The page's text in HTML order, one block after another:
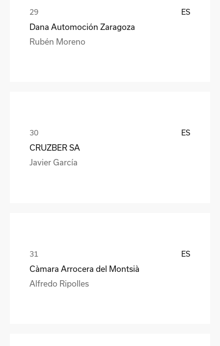
ES
Dana Automoción Zaragoza
Rubén Moreno
ES
CRUZBER SA
Javier García
ES
Càmara Arrocera del Montsià
Alfredo Ripolles